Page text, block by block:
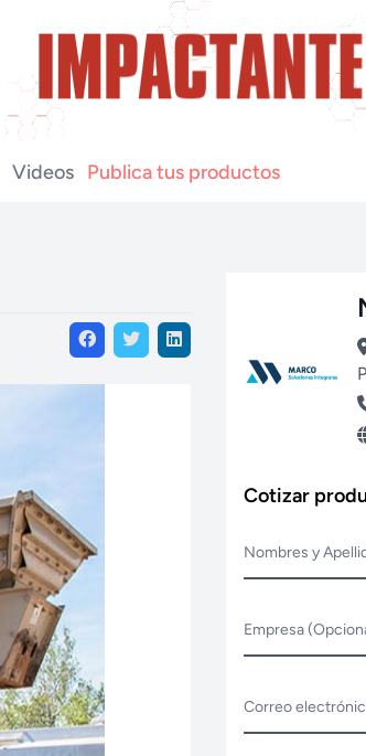
Videos Publica tus productos
Cotizar
Nombres y
Empresa
Correo